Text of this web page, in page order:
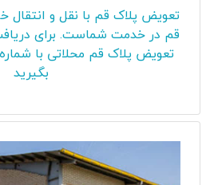
تعویض پلاک قم با نقل و انتقال
قم در خدمت شماست. برای
بگیرید